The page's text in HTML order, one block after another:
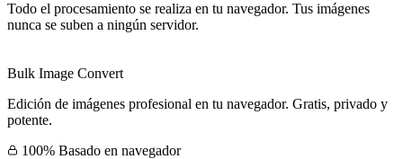
Todo el procesamiento se realiza en tu navegador. Tus imágenes
nunca se suben a ningún servidor.
Bulk Image Convert
Edición de imágenes profesional en tu navegador. Gratis, privado y
potente.
100% Basado en navegador